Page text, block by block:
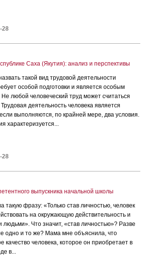
28
Саха (Якутия): анализ и перспективы
такой вид трудовой деятельности
особой подготовки и является особым
любой человеческий труд может считаться
деятельность человека является
выполняются, по крайней мере, два условия.
характеризуется...
28
выпускника начальной школы
такую фразу: «Только став личностью, человек
на окружающую действительность и
людьми». Что значит, «став личностью»? Разве
одно и то же? Мама мне объяснила, что
качество человека, которое он приобретает в
в...